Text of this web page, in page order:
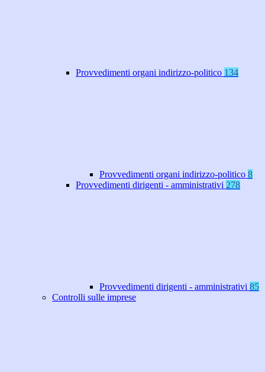
Provvedimenti organi indirizzo-politico 134
Provvedimenti organi indirizzo-politico 8
Provvedimenti dirigenti - amministrativi 278
Provvedimenti dirigenti - amministrativi 85
Controlli sulle imprese